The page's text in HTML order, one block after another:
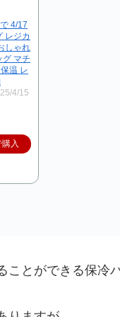
4/17
レジカ
しゃれ
グ マチ
温 レ
4/15
入
ことができる保冷